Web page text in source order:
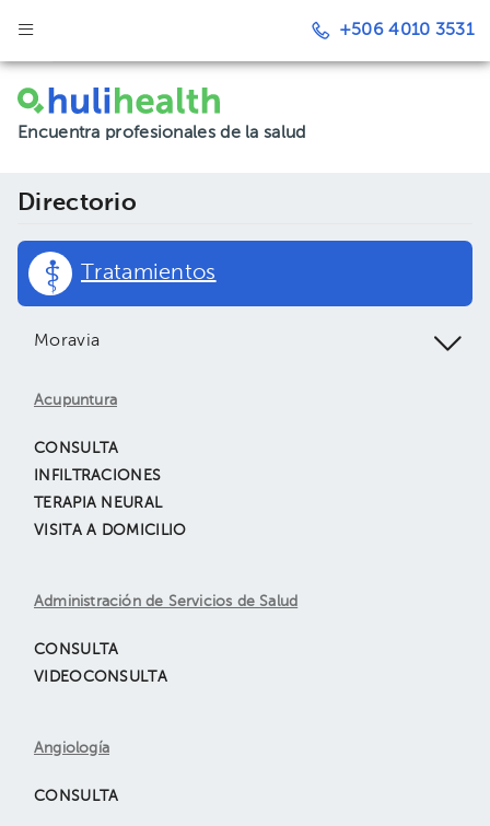
+506 4010 3531
Encuentra profesionales de la salud
Directorio
Tratamientos
Moravia
Acupuntura
CONSULTA
INFILTRACIONES
TERAPIA NEURAL
VISITA A DOMICILIO
Administración de Servicios de Salud
CONSULTA
VIDEOCONSULTA
Angiología
CONSULTA